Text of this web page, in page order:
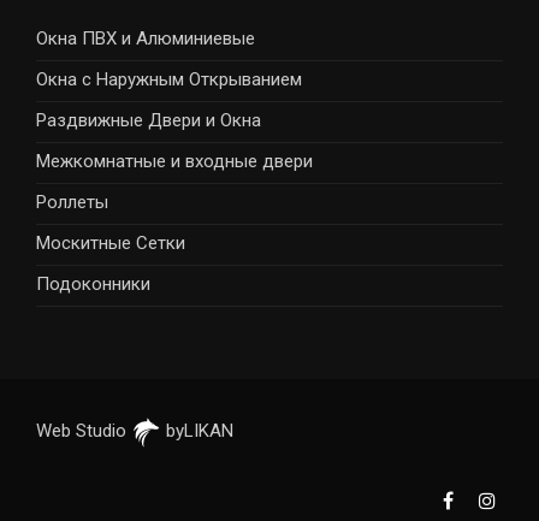
Окна ПВХ и Алюминиевые
Окна с Наружным Открыванием
Раздвижные Двери и Окна
Межкомнатные и входные двери
Роллеты
Москитные Сетки
Подоконники
Web Studio byLIKAN